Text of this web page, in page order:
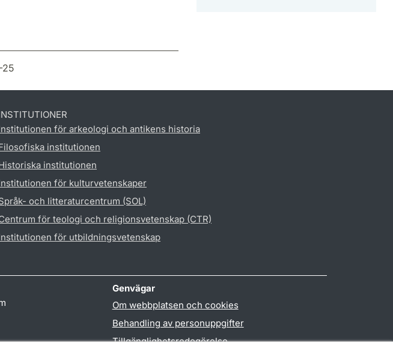
för arkeologi och antikens historia
institutionen
institutionen
för kulturvetenskaper
och litteraturcentrum (SOL)
för teologi och religionsvetenskap (CTR)
för utbildningsvetenskap
Genvägar
Om webbplatsen och cookies
Behandling av personuppgifter
Tillgänglighetsredogörelse